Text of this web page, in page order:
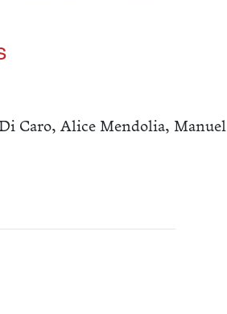
Caro, Alice Mendolia, Manuel